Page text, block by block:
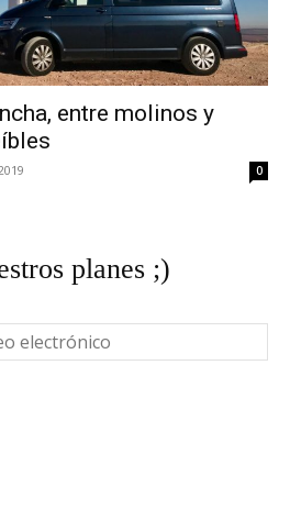
entre molinos y
0
planes ;)